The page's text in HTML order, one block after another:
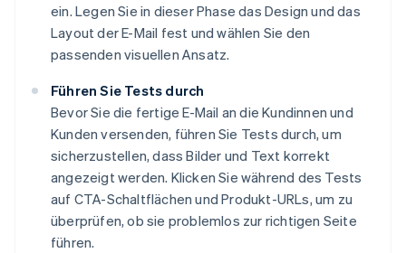
ein. Legen Sie in dieser Phase das Design und das
Layout der E-Mail fest und wählen Sie den
passenden visuellen Ansatz.
Führen Sie Tests durch
Bevor Sie die fertige E-Mail an die Kundinnen und
Kunden versenden, führen Sie Tests durch, um
sicherzustellen, dass Bilder und Text korrekt
angezeigt werden. Klicken Sie während des Tests
auf CTA-Schaltflächen und Produkt-URLs, um zu
überprüfen, ob sie problemlos zur richtigen Seite
führen.